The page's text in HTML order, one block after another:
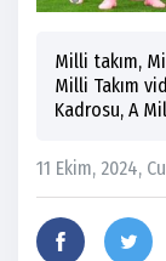
Milli takım,
Milli Takım
Kadrosu, A
11 Ekim, 2024,